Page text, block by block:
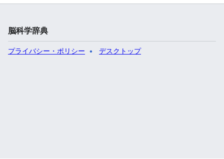
脳科学辞典
プライバシー・ポリシー デスクトップ